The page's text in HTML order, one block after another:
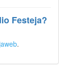
Festeja?
.